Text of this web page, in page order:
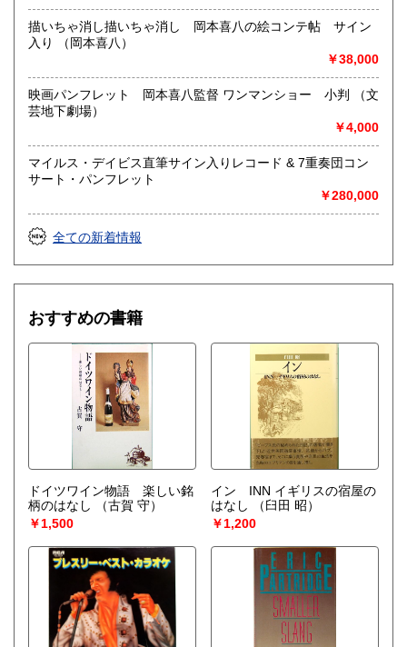
書籍の買取について
店頭買取り、出張買取りを承っております。
お気軽にご相談下さい。
取り扱い分野
一般（その他）
アナログ・レコードやCDなどの音楽・音声・映像メディア
描いちゃ消し描いちゃ消し 岡本喜八の絵コンテ帖 サイン
入り （岡本喜八）
￥38,000
映画パンフレット 岡本喜八監督 ワンマンショー 小判 （文
芸地下劇場）
￥4,000
マイルス・デイビス直筆サイン入りレコード & 7重奏団コン
サート・パンフレット
￥280,000
全ての新着情報
おすすめの書籍
ドイツワイン物語 楽しい銘
柄のはなし
（古賀 守）
￥1,500
イン INN イギリスの宿屋の
はなし
（臼田 昭）
￥1,200